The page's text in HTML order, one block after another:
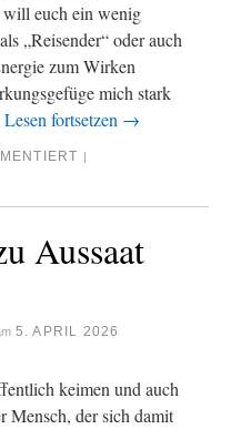
will euch ein wenig
„Reisender“ oder auch
zum Wirken
mich stark
Lesen fortsetzen →
|
Aussaat
5. APRIL 2026
keimen und auch
Mensch, der sich damit